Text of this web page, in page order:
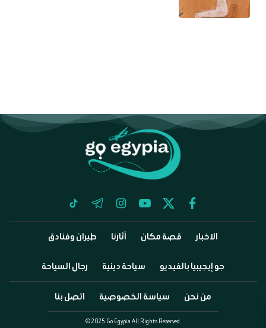
facebook
twitter
youtube
instagram
telegram
tiktok
الاخبار قصة مكان آثارنا طيران وفنادق
جو إيجيبيا بالفيديو سياحة دينية رجال السياحة
من نحن سياسة الخصوصية اتصل بنا
©2025 Go Egypia All Rights Reserved.